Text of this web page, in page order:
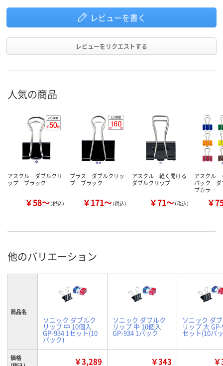
レビューを書く
レビューをリクエストする
人気の商品
アスクル ダブルクリ
ップ ブラック
￥58～（税込）
プラス ダブルクリッ
プ ブラック
￥171～（税込）
アスクル 軽く開ける
ダブルクリップ
￥71～（税込）
アスクル
パック ダ
プカラー
￥
他のバリエーション
商品名
ソニック ダブルク
リップ 中 10個入
GP-934 1セット(10
パック)
ソニック ダブルク
リップ 中 10個入
GP-934 1パック
ソニック ダ
リップ 大
セット(10パ
価格
￥3,289 ￥343